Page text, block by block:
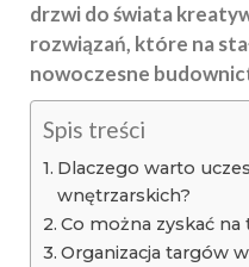
drzwi do świata
rozwiązań, które na
nowoczesne
Spis treści
Dlaczego warto
wnętrzarskich?
Co można zyskać
Organizacja targów